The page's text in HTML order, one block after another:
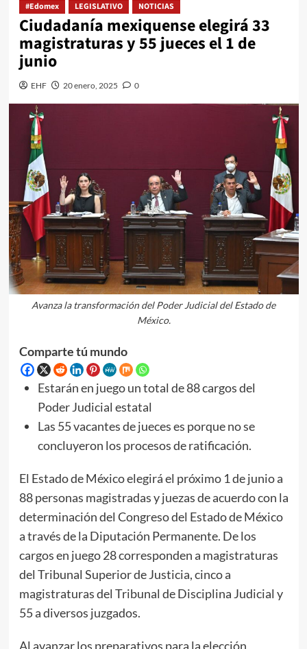
#Edomex LEGISLATIVO NOTICIAS
Ciudadanía mexiquense elegirá 33
magistraturas y 55 jueces el 1 de
junio
EHF 20 enero, 2025 0
Avanza la transformación del Poder Judicial del Estado de
México.
Comparte tú mundo
Estarán en juego un total de 88 cargos del
Poder Judicial estatal
Las 55 vacantes de jueces es porque no se
concluyeron los procesos de ratificación.
El Estado de México elegirá el próximo 1 de junio a
88 personas magistradas y juezas de acuerdo con la
determinación del Congreso del Estado de México
a través de la Diputación Permanente. De los
cargos en juego 28 corresponden a magistraturas
del Tribunal Superior de Justicia, cinco a
magistraturas del Tribunal de Disciplina Judicial y
55 a diversos juzgados.
Al avanzar los preparativos para la elección